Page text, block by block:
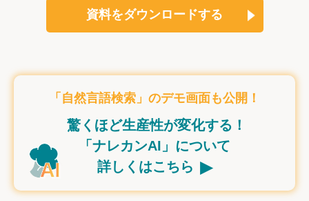
資料をダウンロードする
「自然言語検索」のデモ画面も公開！
驚くほど生産性が変化する！
「ナレカンAI」について
詳しくはこちら ▸